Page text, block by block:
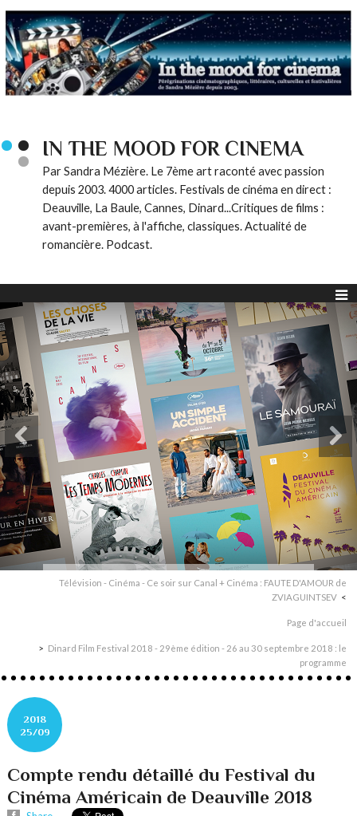
IN THE MOOD FOR CINEMA
Par Sandra Mézière. Le 7ème art raconté avec passion
depuis 2003. 4000 articles. Festivals de cinéma en direct :
Deauville, La Baule, Cannes, Dinard...Critiques de films :
avant-premières, à l'affiche, classiques. Actualité de
romancière. Podcast.
Télévision - Cinéma - Ce soir sur Canal + Cinéma : FAUTE D'AMOUR de
ZVIAGUINTSEV
Page d'accueil
Dinard Film Festival 2018 - 29ème édition - 26 au 30 septembre 2018 : le
programme
2018
25/09
Compte rendu détaillé du Festival du
Cinéma Américain de Deauville 2018